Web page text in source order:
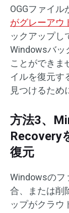
OGGファイル
がグレーアウ
ックアップし
Windowsバッ
ことができま
イルを復元す
見つけるため
方法3、
Recovery
復元
Windowsのフ
合、または削
ップがクラウ